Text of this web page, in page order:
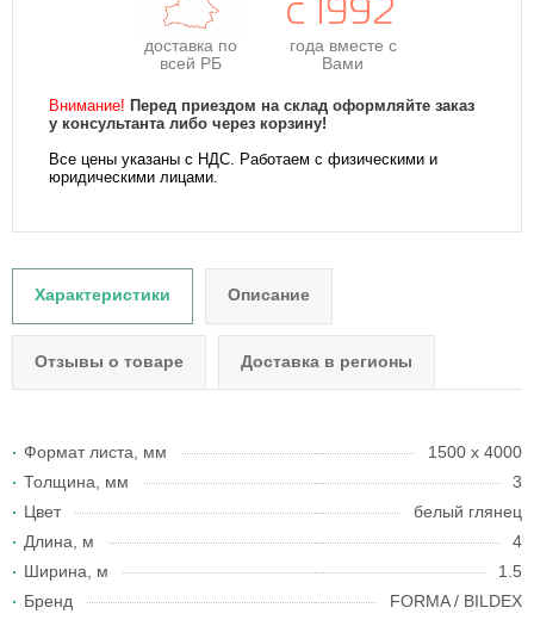
доставка по
всей РБ
года вместе с
Вами
Внимание! Перед приездом на склад оформляйте заказ
у консультанта либо через корзину!
Все цены указаны с НДС. Работаем с физическими и
юридическими лицами.
Характеристики Описание
Отзывы о товаре Доставка в регионы
Формат листа, мм
1500 х 4000
Толщина, мм
3
Цвет
белый глянец
Длина, м
4
Ширина, м
1.5
Бренд
FORMA / BILDEX